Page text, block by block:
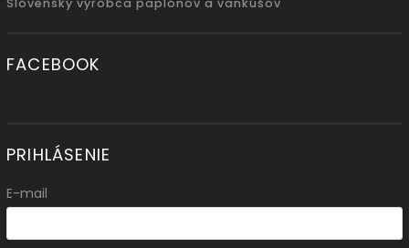
FACEBOOK
PRIHLÁSENIE
E-mail